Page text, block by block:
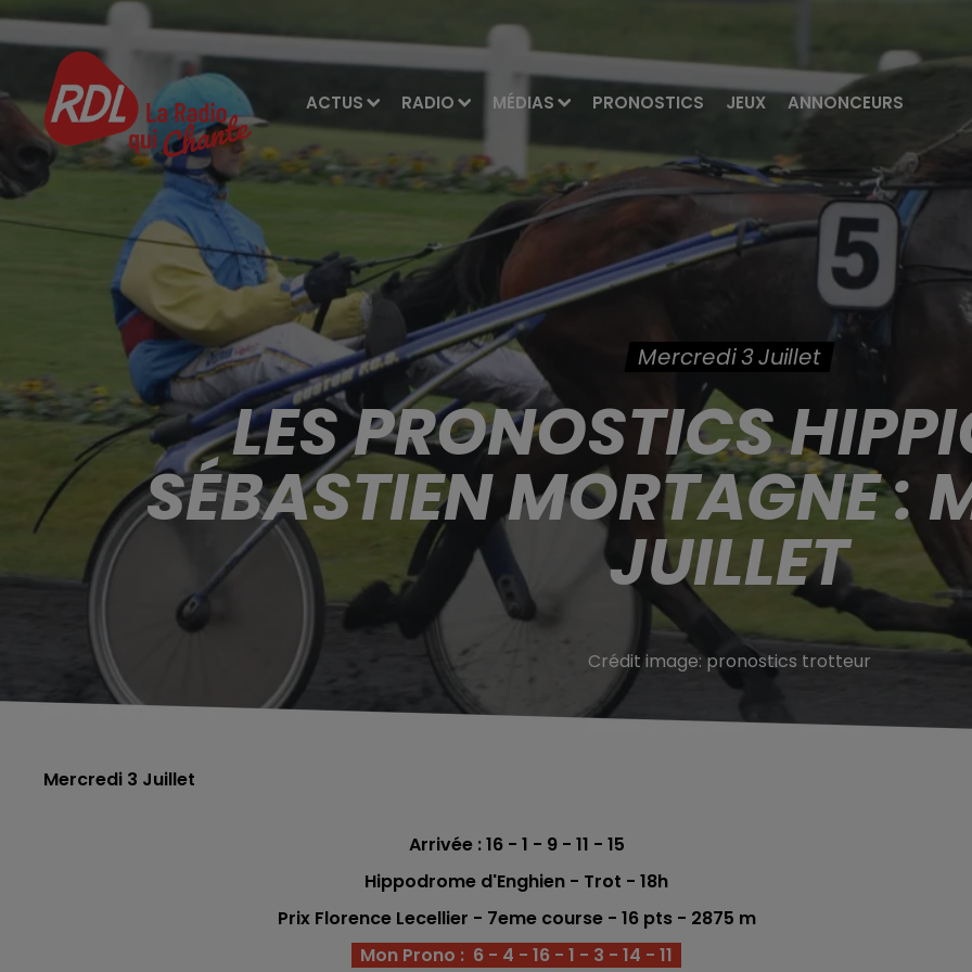
ACTUS RADIO MÉDIAS PRONOSTICS JEUX ANNONCEURS
Mercredi 3 Juillet
LES PRONOSTICS
SÉBASTIEN MORTAGNE :
JUILLET
Crédit image: pronostics trotteur
Mercredi 3 Juillet
Arrivée : 16 - 1 - 9 - 11 - 15
Hippodrome d'Enghien - Trot - 18h
Prix Florence Lecellier - 7eme course - 16 pts - 2875 m
Mon Prono : 6 - 4 - 16 - 1 - 3 - 14 - 11